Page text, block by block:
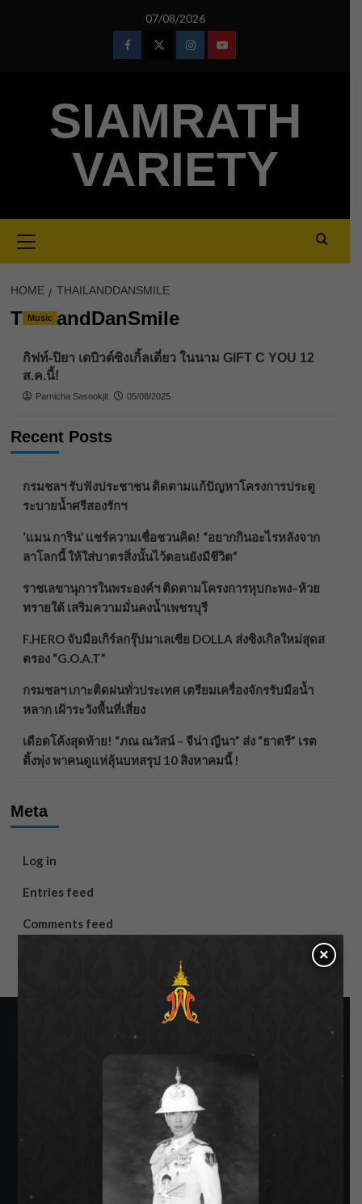
07/08/2026
FacebookTwitterInstagramYoutube
SIAMRATH
VARIETY
Menu
HOME THAILANDDANSMILE
ThailandDanSmile
Music
กิฟท์-ปิยา เดบิวต์ซิงเกิ้ลเดี่ยว ในนาม GIFT C YOU 12
ส.ค.นี้!
Parnicha Sasookjit 05/08/2025
Recent Posts
กรมชลฯ รับฟังประชาชน ติดตามแก้ปัญหาโครงการประตู
ระบายน้ำศรีสองรักฯ
‘แมน การิน’ แชร์ความเชื่อชวนคิด! “อยากกินอะไรหลังจาก
ลาโลกนี้ ให้ใส่บาตรสิ่งนั้นไว้ตอนยังมีชีวิต”
ราชเลขานุการในพระองค์ฯ ติดตามโครงการหุบกะพง–ห้วย
ทรายใต้ เสริมความมั่นคงน้ำเพชรบุรี
F.HERO จับมือเกิร์ลกรุ๊ปมาเลเซีย DOLLA ส่งซิงเกิลใหม่สุดส
ตรอง “G.O.A.T”
กรมชลฯ เกาะติดฝนทั่วประเทศ เตรียมเครื่องจักรรับมือน้ำ
หลาก เฝ้าระวังพื้นที่เสี่ยง
เดือดโค้งสุดท้าย! “ภณ ณวัสน์ – จีน่า ญีนา” ส่ง “ธาตรี” เรต
ติ้งพุ่ง พาคนดูแห่ลุ้นบทสรุป 10 สิงหาคมนี้ !
Meta
Log in
Entries feed
Comments feed
SIAMRATH VARIETY
×